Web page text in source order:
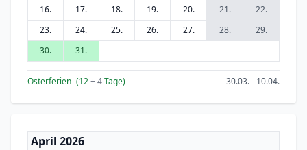
16.
17. 18. 19. 20. 21.
22.
23.
24. 25. 26. 27. 28.
29.
30.
31.
Osterferien (12+ 4Tage) 30.03. - 10.04.
April 2026